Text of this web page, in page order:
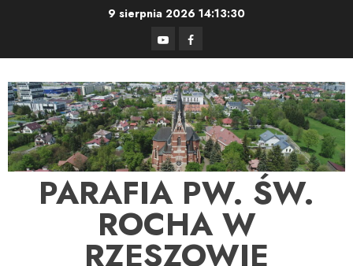
9 sierpnia 202614:13:32
YouTubeFacebook
PARAFIA PW. ŚW.
ROCHA W
RZESZOWIE